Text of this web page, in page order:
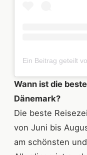
Wann ist die
Dänemark?
Die beste
von Juni bis
am schönsten